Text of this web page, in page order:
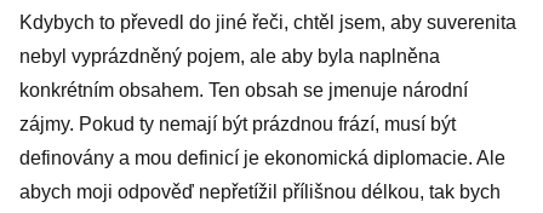
Kdybych to převedl do jiné řeči, chtěl jsem, aby suverenita
nebyl vyprázdněný pojem, ale aby byla naplněna
konkrétním obsahem. Ten obsah se jmenuje národní
zájmy. Pokud ty nemají být prázdnou frází, musí být
definovány a mou definicí je ekonomická diplomacie. Ale
abych moji odpověď nepřetížil přílišnou délkou, tak bych